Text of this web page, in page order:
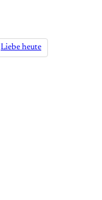
Liebe heute